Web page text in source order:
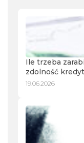
Ile trzeba
zdolność
19.06.2026